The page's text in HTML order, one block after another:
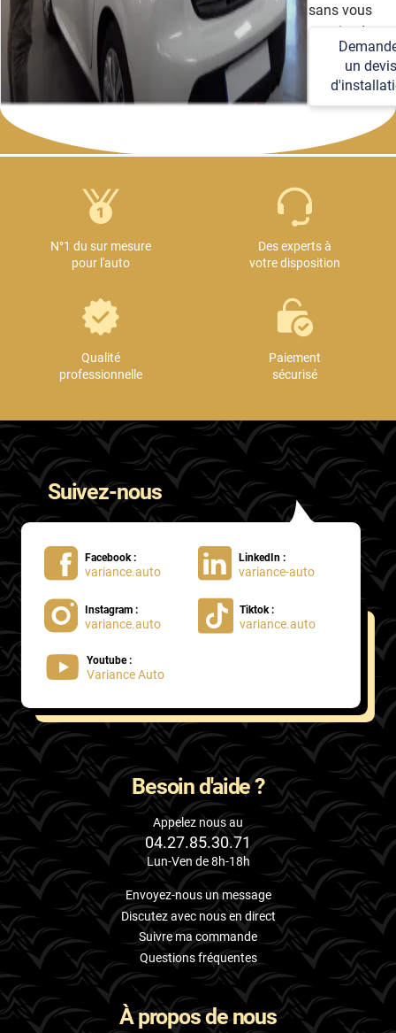
sans vous
soucier des
détails
techniques et
logistiques.
un devis
N°1 du sur mesure
pour l'auto
Des experts à
votre disposition
Qualité
professionnelle
Paiement
sécurisé
Suivez-nous
Facebook :
variance.auto
LinkedIn :
variance-auto
Instagram :
variance.auto
Tiktok :
variance.auto
Youtube :
Variance Auto
Besoin d'aide ?
Appelez nous au
04.27.85.30.71
Lun-Ven de 8h-18h
Envoyez-nous un message
Discutez avec nous en direct
Suivre ma commande
Questions fréquentes
À propos de nous